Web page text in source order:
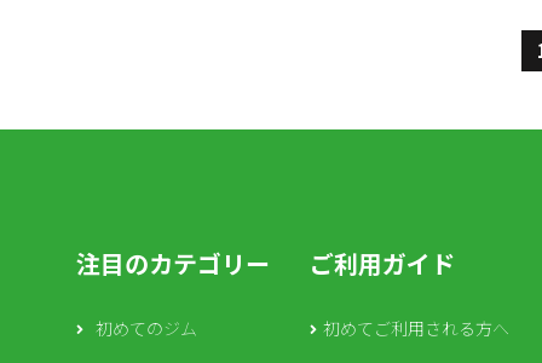
注目のカテゴリー
初めてのジム
ご利用ガイド
初めてご利用される方へ